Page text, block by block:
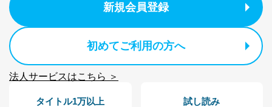
新規会員登録
初めてご利用の方へ
法人サービスはこちら ＞
タイトル1万以上 試し読み